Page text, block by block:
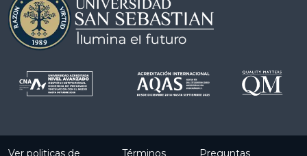
Ver politicas de Términos Preguntas